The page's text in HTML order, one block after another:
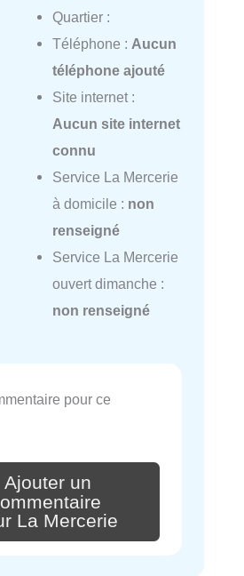
Quartier :
Téléphone : Aucun
téléphone ajouté
Site internet :
Aucun site internet
connu
Service La Mercerie
à domicile : non
renseigné
Service La Mercerie
ouvert dimanche :
non renseigné
pour ce
Ajouter un
La Mercerie